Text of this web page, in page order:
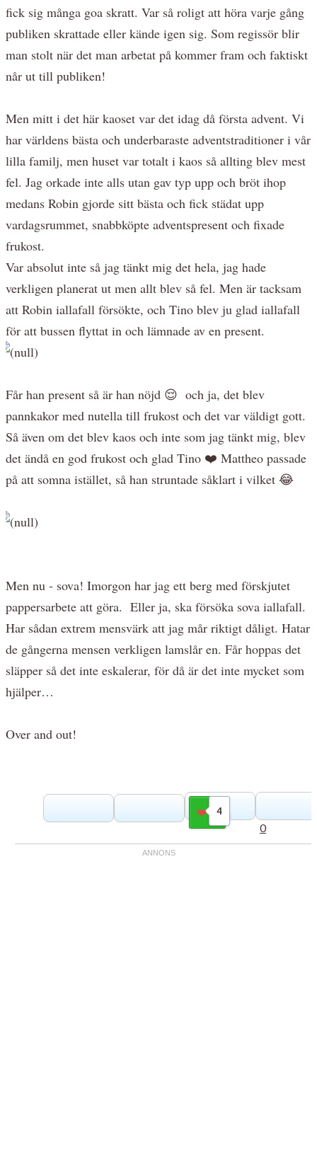
fick sig många goa skratt. Var så roligt att höra varje gång
publiken skrattade eller kände igen sig. Som regissör blir
man stolt när det man arbetat på kommer fram och faktiskt
når ut till publiken!
Men mitt i det här kaoset var det idag då första advent. Vi
har världens bästa och underbaraste adventstraditioner i vår
lilla familj, men huset var totalt i kaos så allting blev mest
fel. Jag orkade inte alls utan gav typ upp och bröt ihop
medans Robin gjorde sitt bästa och fick städat upp
vardagsrummet, snabbköpte adventspresent och fixade
frukost.
Var absolut inte så jag tänkt mig det hela, jag hade
verkligen planerat ut men allt blev så fel. Men är tacksam
att Robin iallafall försökte, och Tino blev ju glad iallafall
för att bussen flyttat in och lämnade av en present.
Får han present så är han nöjd 😌 och ja, det blev
pannkakor med nutella till frukost och det var väldigt gott.
Så även om det blev kaos och inte som jag tänkt mig, blev
det ändå en god frukost och glad Tino ❤️ Mattheo passade
på att somna istället, så han struntade såklart i vilket 😂
Men nu - sova! Imorgon har jag ett berg med förskjutet
pappersarbete att göra. Eller ja, ska försöka sova iallafall.
Har sådan extrem mensvärk att jag mår riktigt dåligt. Hatar
de gångerna mensen verkligen lamslår en. Får hoppas det
släpper så det inte eskalerar, för då är det inte mycket som
hjälper…
Over and out!
4
Gilla
0